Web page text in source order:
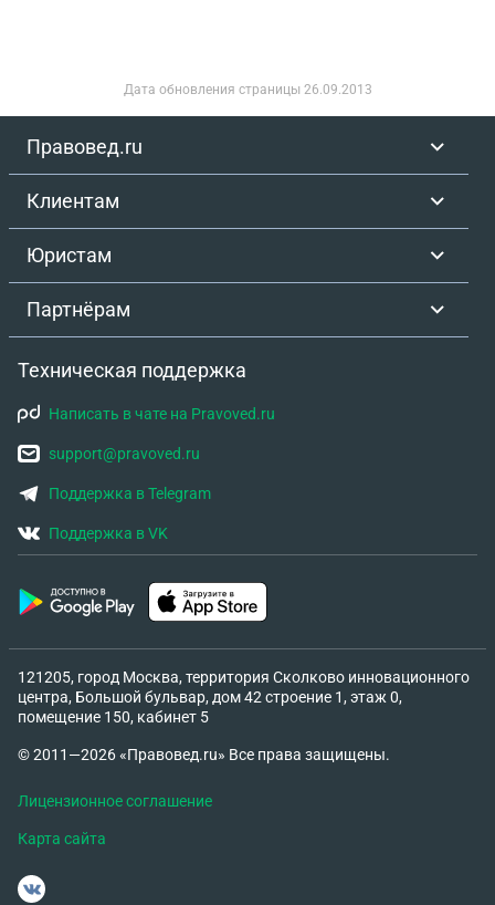
Дата обновления страницы 26.09.2013
Правовед.ru
Клиентам
Юристам
Партнёрам
Техническая поддержка
Написать в чате на Pravoved.ru
support@pravoved.ru
Поддержка в Telegram
Поддержка в VK
121205, город Москва, территория Сколково инновационного
центра, Большой бульвар, дом 42 строение 1, этаж 0,
помещение 150, кабинет 5
© 2011—2026 «Правовед.ru» Все права защищены.
Лицензионное соглашение
Карта сайта